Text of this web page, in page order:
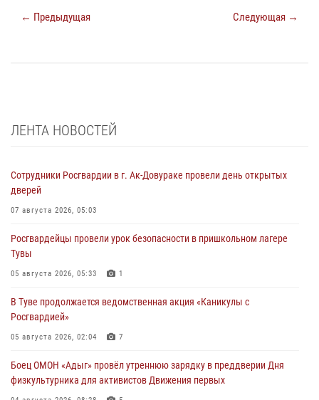
← Предыдущая Следующая →
ЛЕНТА НОВОСТЕЙ
Сотрудники Росгвардии в г. Ак-Довураке провели день открытых
дверей
07 августа 2026, 05:03
Росгвардейцы провели урок безопасности в пришкольном лагере
Тувы
05 августа 2026, 05:33 1
В Туве продолжается ведомственная акция «Каникулы с
Росгвардией»
05 августа 2026, 02:04 7
Боец ОМОН «Адыг» провёл утреннюю зарядку в преддверии Дня
физкультурника для активистов Движения первых